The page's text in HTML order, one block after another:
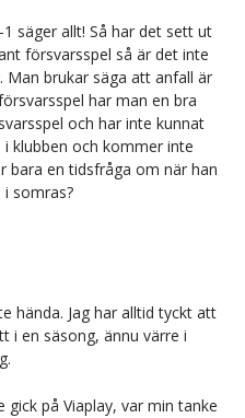
säger allt! Så har det sett ut
försvarsspel så är det inte
brukar säga att anfall är
har man en bra
och har inte kunnat
klubben och kommer inte
bara en tidsfråga om när han
i somras?
hända. Jag har alltid tyckt att
i en säsong, ännu värre i
på Viaplay, var min tanke